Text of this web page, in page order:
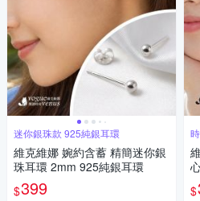
迷你銀珠款 925純銀耳環
維克維娜 婉約含蓄 精簡迷你銀
珠耳環 2mm 925純銀耳環
$399
$